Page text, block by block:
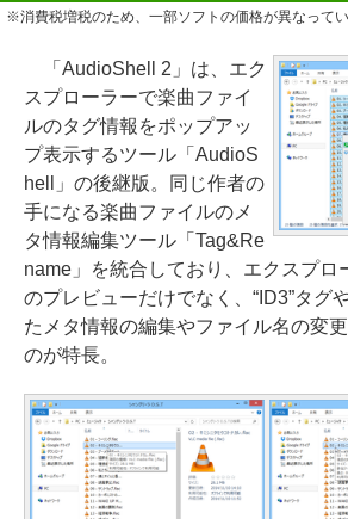
※消費税増税のため、一部ソフトの価格が異なって
「AudioShell 2」は、エク
スプローラーで楽曲ファイ
ルのタグ情報をポップアッ
プ表示するツール「AudioS
hell」の後継版。同じ作者の
手になる楽曲ファイルのメ
タ情報編集ツール「Tag&Re
name」を統合しており、エクスプロ
のプレビューだけでなく、“ID3”タグ
たメタ情報の編集やファイル名の変
のが特長。